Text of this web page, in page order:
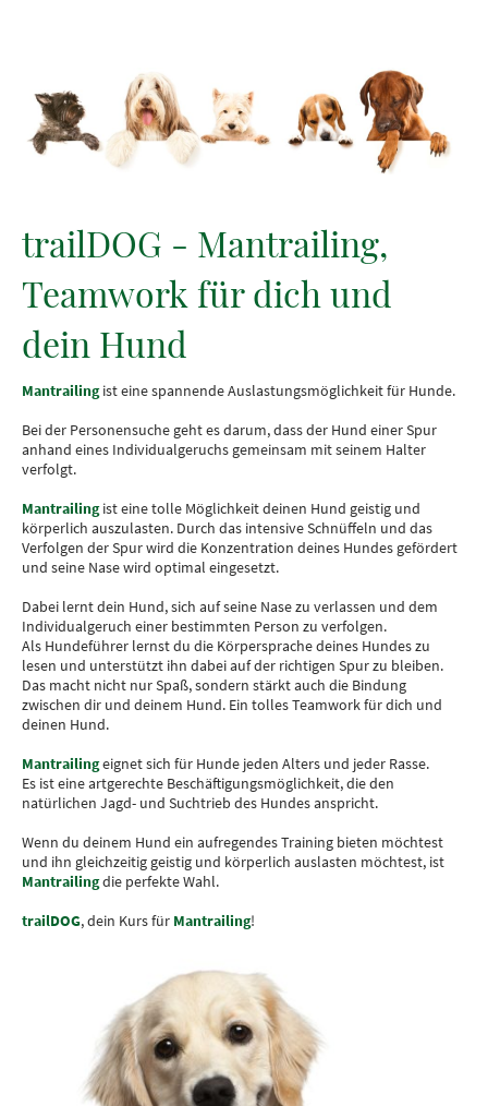
trailDOG - Mantrailing,
Teamwork für dich und
dein Hund
Mantrailingist eine spannende Auslastungsmöglichkeit für Hunde.
Bei der Personensuche geht es darum, dass der Hund einer Spur
anhand eines Individualgeruchs gemeinsam mit seinem Halter
verfolgt.
Mantrailingist eine tolle Möglichkeit deinen Hund geistig und
körperlich auszulasten. Durch das intensive Schnüffeln und das
Verfolgen der Spur wird die Konzentration deines Hundes gefördert
und seine Nase wird optimal eingesetzt.
Dabei lernt dein Hund, sich auf seine Nase zu verlassen und dem
Individualgeruch einer bestimmten Person zu verfolgen.
Als Hundeführer lernst du die Körpersprache deines Hundes zu
lesen und unterstützt ihn dabei auf der richtigen Spur zu bleiben.
Das macht nicht nur Spaß, sondern stärkt auch die Bindung
zwischen dir und deinem Hund. Ein tolles Teamwork für dich und
deinen Hund.
Mantrailingeignet sich für Hunde jeden Alters und jeder Rasse.
Es ist eine artgerechte Beschäftigungsmöglichkeit, die den
natürlichen Jagd- und Suchtrieb des Hundes anspricht.
Wenn du deinem Hund ein aufregendes Training bieten möchtest
und ihn gleichzeitig geistig und körperlich auslasten möchtest, ist
Mantrailingdie perfekte Wahl.
trailDOG, dein Kurs für Mantrailing!